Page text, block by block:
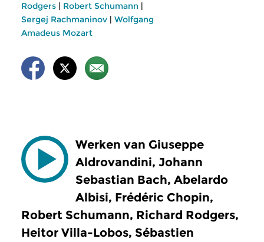
Rodgers | Robert Schumann |
Sergej Rachmaninov | Wolfgang
Amadeus Mozart
Werken van Giuseppe
Aldrovandini, Johann
Sebastian Bach, Abelardo
Albisi, Frédéric Chopin,
Robert Schumann, Richard Rodgers,
Heitor Villa-Lobos, Sébastien